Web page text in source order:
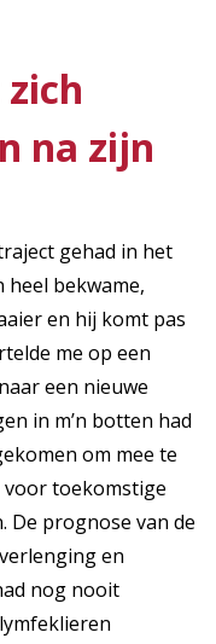
na zijn
gehad in het
heel bekwame,
en hij komt pas
me op een
een nieuwe
in m’n botten had
om mee te
voor toekomstige
De prognose van de
en
nog nooit